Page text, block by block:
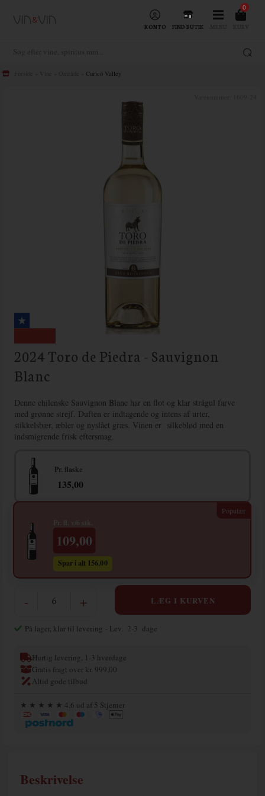
KONTO FIND BUTIK
0
»Curicó Valley
2024 Toro de Piedra - Sauvignon
Blanc
Denne chilenske Sauvignon Blanc har en flot og klar strågul farve
med grønne strejf. Duften er indtagende og intens af urter,
stikkelsbær, æbler og nyslået græs. Vinen er silkeblød med en
indsmigrende frisk eftersmag.
Pr. flaske
135,00
Spar i alt 156,00
109,00
- +
På lager, klar til levering - Lev. 2-3 dage
Hurtig levering, 1-3 hverdage
Gratis fragt over kr. 999,00
Altid gode tilbud
★ ★ ★ ★ ★ 4,6 ud af 5 Stjerner
Beskrivelse